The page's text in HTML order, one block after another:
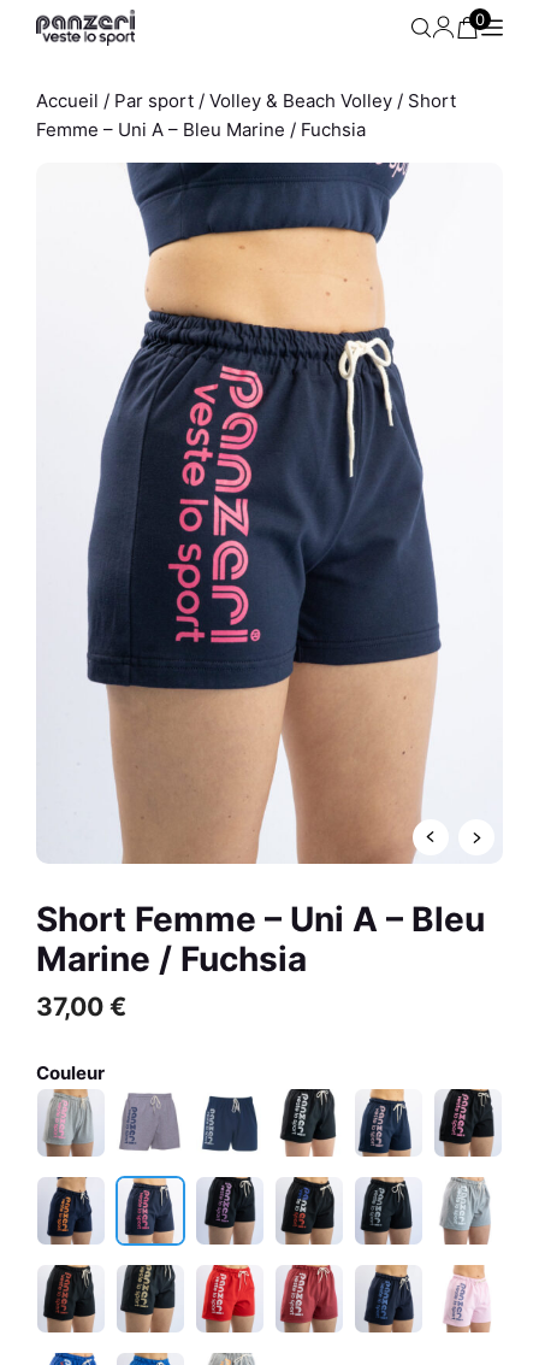
Ensemble Débardeur -
Cannes A et Hot pants -
Cannes H
€ AJOUTER
Aller
0
Accueil / Par sport / Volley & Beach Volley / Short
Femme – Uni A – Bleu Marine / Fuchsia
Short Femme – Uni A – Bleu
Marine / Fuchsia
37,00 €
Couleur